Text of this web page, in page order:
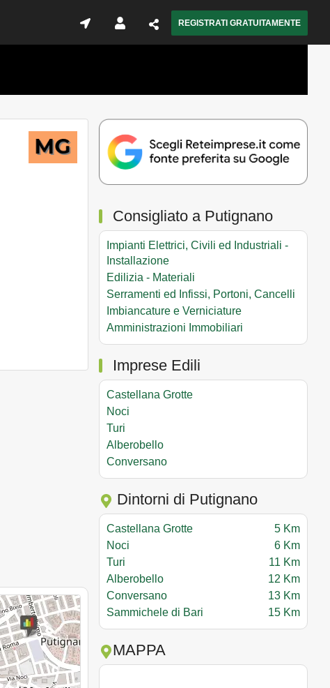
REGISTRATI GRATUITAMENTE
Consigliato a Putignano
Impianti Elettrici, Civili ed Industriali -
Installazione
Edilizia - Materiali
Serramenti ed Infissi, Portoni, Cancelli
Imbiancature e Verniciature
Amministrazioni Immobiliari
Imprese Edili
Castellana Grotte
Noci
Turi
Alberobello
Conversano
Dintorni di Putignano
Castellana Grotte
5 Km
Noci
6 Km
Turi
11 Km
Alberobello
12 Km
Conversano
13 Km
Sammichele di Bari
15 Km
MAPPA